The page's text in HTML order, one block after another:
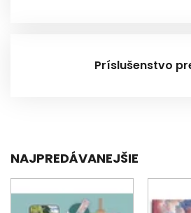
Príslušenstvo
NAJPREDÁVANEJŠIE